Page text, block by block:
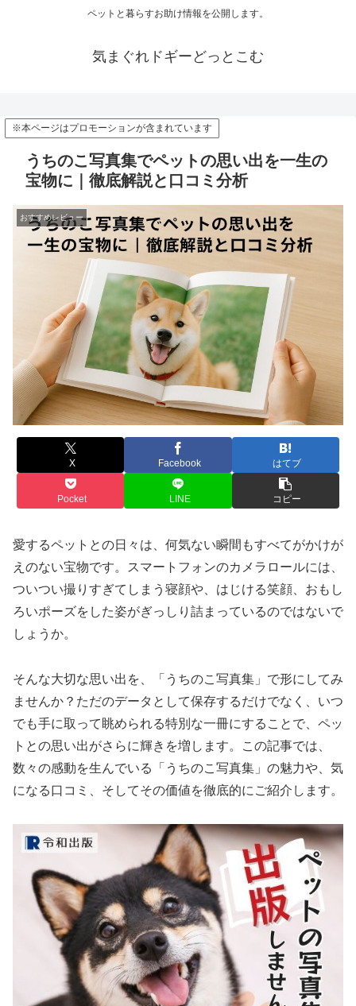
ペットと暮らすお助け情報を公開します。
気まぐれドギーどっとこむ
※本ページはプロモーションが含まれています
うちのこ写真集でペットの思い出を一生の
宝物に｜徹底解説と口コミ分析
おすすめレビュー
X Facebook はてブ
Pocket LINE コピー
愛するペットとの日々は、何気ない瞬間もすべてがかけが
えのない宝物です。スマートフォンのカメラロールには、
ついつい撮りすぎてしまう寝顔や、はじける笑顔、おもし
ろいポーズをした姿がぎっしり詰まっているのではないで
しょうか。
そんな大切な思い出を、「うちのこ写真集」で形にしてみ
ませんか？ただのデータとして保存するだけでなく、いつ
でも手に取って眺められる特別な一冊にすることで、ペッ
トとの思い出がさらに輝きを増します。この記事では、
数々の感動を生んでいる「うちのこ写真集」の魅力や、気
になる口コミ、そしてその価値を徹底的にご紹介します。